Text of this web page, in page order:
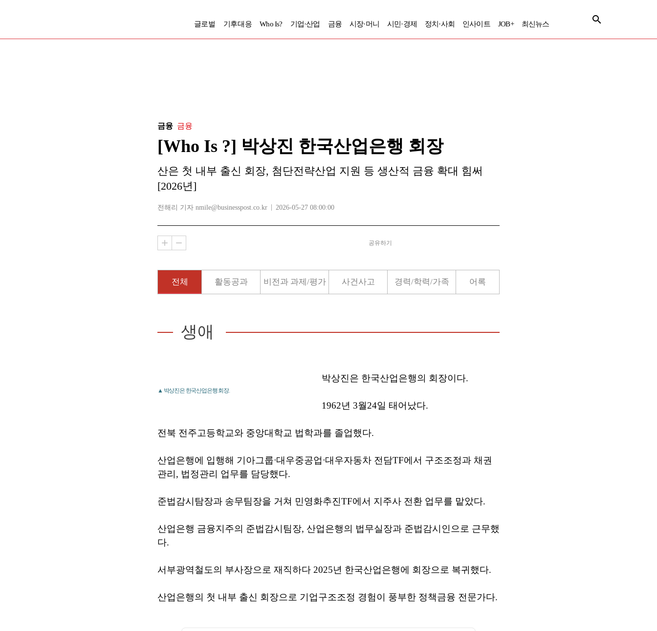
글로벌 기후대응 Who Is? 기업·산업 금융 시장·머니 시민·경제 정치·사회 인사이트 JOB+ 최신뉴스
금융 금융
[Who Is ?] 박상진 한국산업은행 회장
산은 첫 내부 출신 회장, 첨단전략산업 지원 등 생산적 금융 확대 힘써
[2026년]
전해리 기자 nmile@businesspost.co.kr 2026-05-27 08:00:00
공유하기
전체 활동공과 비전과 과제/평가 사건사고 경력/학력/가족 어록
생애
▲ 박상진은 한국산업은행 회장.
박상진은 한국산업은행의 회장이다.
1962년 3월24일 태어났다.
전북 전주고등학교와 중앙대학교 법학과를 졸업했다.
산업은행에 입행해 기아그룹ᐧ대우중공업ᐧ대우자동차 전담TF에서 구조조정과 채권
관리, 법정관리 업무를 담당했다.
준법감시탐장과 송무팀장을 거쳐 민영화추진TF에서 지주사 전환 업무를 맡았다.
산업은행 금융지주의 준법감시팀장, 산업은행의 법무실장과 준법감시인으로 근무했
다.
서부광역철도의 부사장으로 재직하다 2025년 한국산업은행에 회장으로 복귀했다.
산업은행의 첫 내부 출신 회장으로 기업구조조정 경험이 풍부한 정책금융 전문가다.